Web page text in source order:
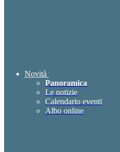
Novità
Panoramica
Le notizie
Calendario eventi
Albo online